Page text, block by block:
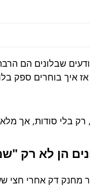
שבלונים הם
איך בוחרים ספק
בלי סודות, אך
הן לא רק
מחנק דק אחרי חצי